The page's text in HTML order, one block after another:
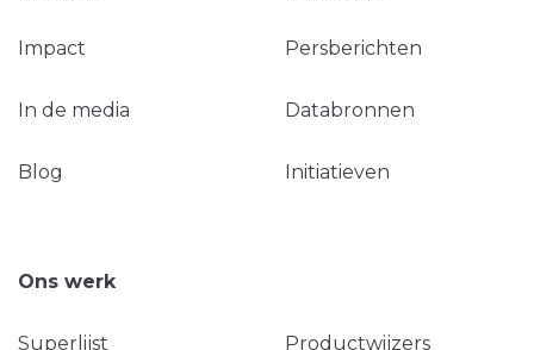
Impact Persberichten
In de media Databronnen
Blog Initiatieven
Ons werk
Superlijst Productwijzers